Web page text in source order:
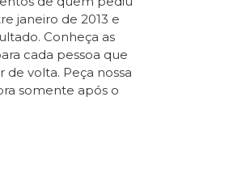
janeiro de 2013 e
Conheça as
cada pessoa que
volta. Peça nossa
somente após o